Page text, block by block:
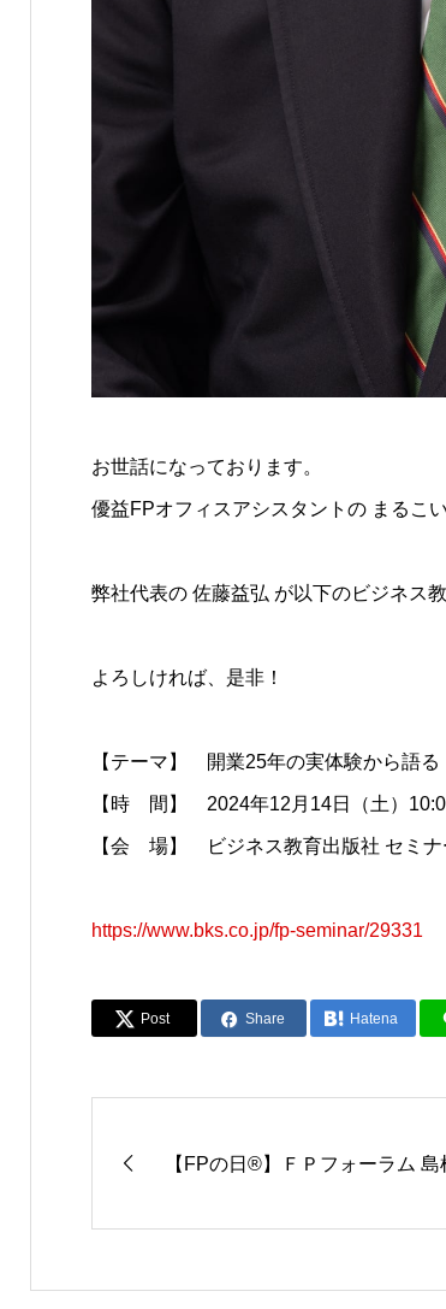
お世話になっております。
優益FPオフィスアシスタントの まるこい
弊社代表の 佐藤益弘 が以下のビジネス
よろしければ、是非！
【テーマ】 開業25年の実体験から語
【時 間】 2024年12月14日（土）
【会 場】 ビジネス教育出版社 セミナ
https://www.bks.co.jp/fp-seminar/29331
Post Share Hatena
【FPの日®】ＦＰフォーラム 島